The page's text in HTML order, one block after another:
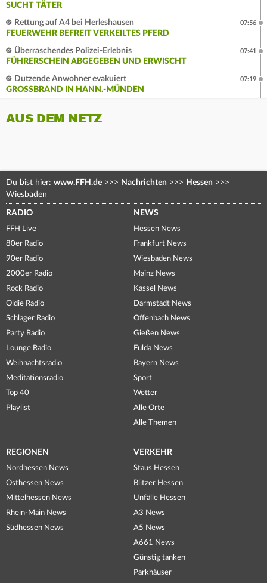
SUCHT TÄTER
Rettung auf A4 bei Herleshausen
FEUERWEHR BEFREIT VERKEILTES PFERD
07:56
Überraschendes Polizei-Erlebnis
FÜHRERSCHEIN ABGEGEBEN UND ERWISCHT
07:41
Dutzende Anwohner evakuiert
GROSSBRAND IN HANN.-MÜNDEN
07:19
AUS DEM NETZ
Du bist hier: www.FFH.de >>> Nachrichten >>> Hessen >>>
Wiesbaden
RADIO
FFH Live
80er Radio
90er Radio
2000er Radio
Rock Radio
Oldie Radio
Schlager Radio
Party Radio
Lounge Radio
Weihnachtsradio
Meditationsradio
Top 40
Playlist
NEWS
Hessen News
Frankfurt News
Wiesbaden News
Mainz News
Kassel News
Darmstadt News
Offenbach News
Gießen News
Fulda News
Bayern News
Sport
Wetter
Alle Orte
Alle Themen
REGIONEN
Nordhessen News
Osthessen News
Mittelhessen News
Rhein-Main News
Südhessen News
VERKEHR
Staus Hessen
Blitzer Hessen
Unfälle Hessen
A3 News
A5 News
A661 News
Günstig tanken
Parkhäuser